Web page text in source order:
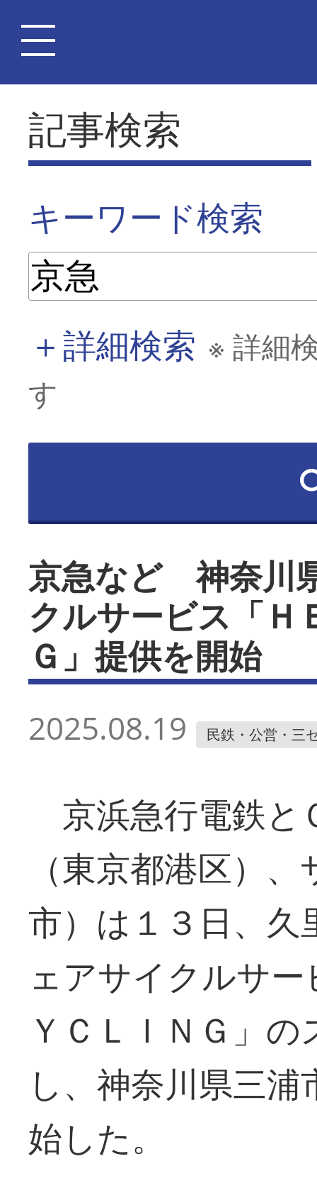
記事検索
キーワード検索
＋詳細検索 ※ 詳細
す
京急など 神奈川
クルサービス「
Ｇ」提供を開始
2025.08.19 民鉄・公営・三
京浜急行電鉄と
（東京都港区）
市）は１３日、久
ェアサイクルサ
ＹＣＬＩＮＧ」
し、神奈川県三
始した。